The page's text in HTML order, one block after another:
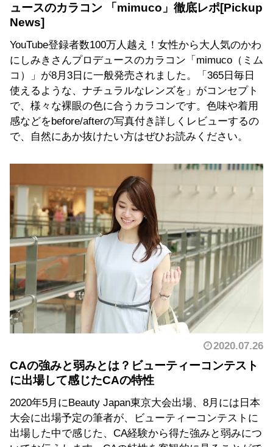
ュースのカラコン 「mimuco」徹底レポ
YouTube登録者数100万人越え！女性から大人気のかわ
にしみきさんプロデュースのカラコン「mimuco（ミム
コ）」が8月3日に一般発売されました。「365日毎日
使えるような、ナチュラルなレンズを」がコンセプト
で、様々な裸眼の色に合うカラコンです。色味や着用
感などをbefore/afterの写真付き詳しくレビューするの
で、自然にあか抜けたい方はぜひお読みください。
2020.07.26
CAの強みと弱みとは？ビューティーコンテスト
に出場して感じたCAの特性
2020年5月にBeauty Japan東京大会出場、8月には日本
大会に出場予定の筆者が、ビューティーコンテストに
出場した中で感じた、CA経験から得た強みと弱みにつ